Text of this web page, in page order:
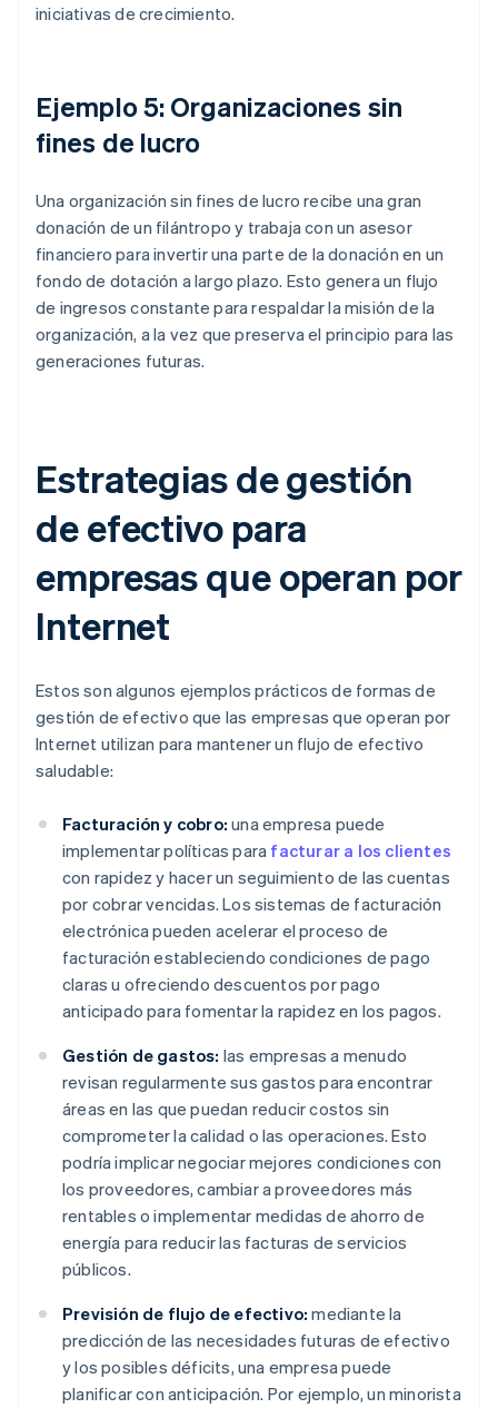
iniciativas de crecimiento.
Ejemplo 5: Organizaciones sin
fines de lucro
Una organización sin fines de lucro recibe una gran
donación de un filántropo y trabaja con un asesor
financiero para invertir una parte de la donación en un
fondo de dotación a largo plazo. Esto genera un flujo
de ingresos constante para respaldar la misión de la
organización, a la vez que preserva el principio para las
generaciones futuras.
Estrategias de gestión
de efectivo para
empresas que operan por
Internet
Estos son algunos ejemplos prácticos de formas de
gestión de efectivo que las empresas que operan por
Internet utilizan para mantener un flujo de efectivo
saludable:
Facturación y cobro: una empresa puede
implementar políticas para facturar a los clientes
con rapidez y hacer un seguimiento de las cuentas
por cobrar vencidas. Los sistemas de facturación
electrónica pueden acelerar el proceso de
facturación estableciendo condiciones de pago
claras u ofreciendo descuentos por pago
anticipado para fomentar la rapidez en los pagos.
Gestión de gastos: las empresas a menudo
revisan regularmente sus gastos para encontrar
áreas en las que puedan reducir costos sin
comprometer la calidad o las operaciones. Esto
podría implicar negociar mejores condiciones con
los proveedores, cambiar a proveedores más
rentables o implementar medidas de ahorro de
energía para reducir las facturas de servicios
públicos.
Previsión de flujo de efectivo: mediante la
predicción de las necesidades futuras de efectivo
y los posibles déficits, una empresa puede
planificar con anticipación. Por ejemplo, un minorista